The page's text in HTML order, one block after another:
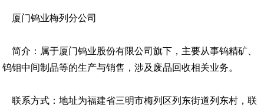
厦门钨业梅列分公司
简介：属于厦门钨业股份有限公司旗下，主要从事钨精矿、
钨钼中间制品等的生产与销售，涉及废品回收相关业务。
联系方式：地址为福建省三明市梅列区列东街道列东村，联